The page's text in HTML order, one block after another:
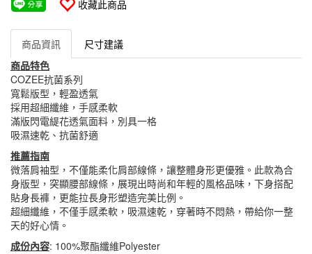
收藏此商品
商品資訊
尺寸建議
商品特色
COZEE抗菌系列
寬鬆版型，輕盈透氣
採用超細纖維，手感柔軟
滿版閃電緹花透氣面料，別具一格
吸濕速乾、抗菌舒適
推薦指南
微落肩袖型，不僅能柔化肩部線條，讓整體身形更優雅。此款為合
身版型，突顯腰部線條，展現出時尚和年輕的風格品味，下身搭配
貼身長褲，更能拉長身形塑造完美比例。
超細纖維，不僅手感柔軟，吸濕速乾，穿著時不悶熱，帶給你一整
天的好心情。
成份內容: 100%聚酯纖維Polyester